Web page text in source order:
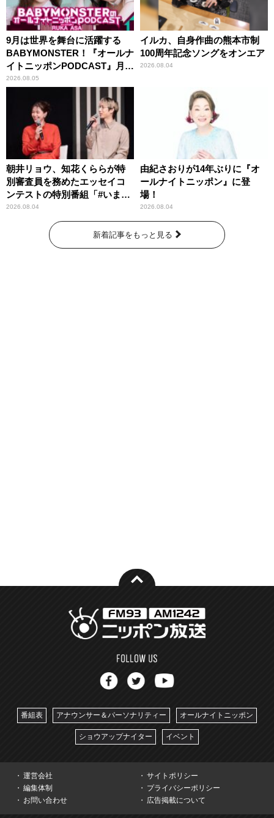
9月は世界を舞台に活躍する
BABYMONSTER！『オールナ
イトニッポンPODCAST』月替
わりパーソナリティ
2026.08.05
イルカ、自身作曲の熊本市制
100周年記念ソングをオンエア
2026.08.04
朝井リョウ、知花くららが特
別審査員を務めたエッセイコ
ンテストの特別番組「#いまあ
なたに伝えたいこと」
2026.08.04
由紀さおりが14年ぶりに『オ
ールナイトニッポン』に登
場！
2026.08.04
新着記事をもっと見る
番組表 アナウンサー＆パーソナリティー オールナイトニッポン
ショウアップナイター イベント
運営会社
サイトポリシー
編集体制
プライバシーポリシー
お問い合わせ
広告掲載について